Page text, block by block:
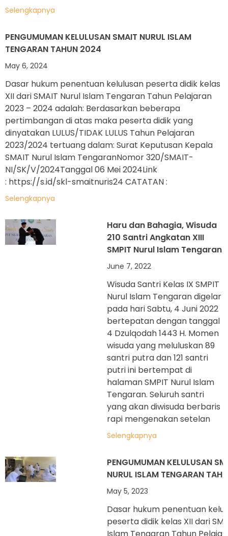
Selengkapnya
PENGUMUMAN KELULUSAN SMAIT NURUL ISLAM
TENGARAN TAHUN 2024
May 6, 2024
Dasar hukum penentuan kelulusan peserta didik kelas
XII dari SMAIT Nurul Islam Tengaran Tahun Pelajaran
2023 – 2024 adalah: Berdasarkan beberapa
pertimbangan di atas maka peserta didik yang
dinyatakan LULUS/TIDAK LULUS Tahun Pelajaran
2023/2024 tertuang dalam: Surat Keputusan Kepala
SMAIT Nurul Islam TengaranNomor 320/SMAIT-
NI/SK/V/2024Tanggal 06 Mei 2024Link
: https://s.id/skl-smaitnuris24 CATATAN :
Selengkapnya
Haru dan Bahagia, Wisuda
210 Santri Angkatan XIII
SMPIT Nurul Islam Tengaran
June 7, 2022
Wisuda Santri Kelas IX SMPIT
Nurul Islam Tengaran digelar
pada hari Sabtu, 4 Juni 2022
bertepatan dengan tanggal
4 Dzulqodah 1443 H. Momen
wisuda yang meluluskan 89
santri putra dan 121 santri
putri ini bertempat di
halaman SMPIT Nurul Islam
Tengaran. Seluruh santri
yang akan diwisuda berbaris
rapi mengenakan setelan
Selengkapnya
PENGUMUMAN KELULUSAN
NURUL ISLAM TENGARAN
May 5, 2023
Dasar hukum penentuan
peserta didik kelas XII dari
Islam Tengaran Tahun